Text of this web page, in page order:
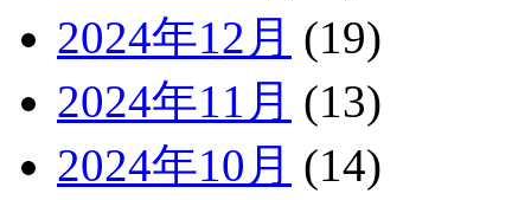
2024年12月 (19)
2024年11月 (13)
2024年10月 (14)